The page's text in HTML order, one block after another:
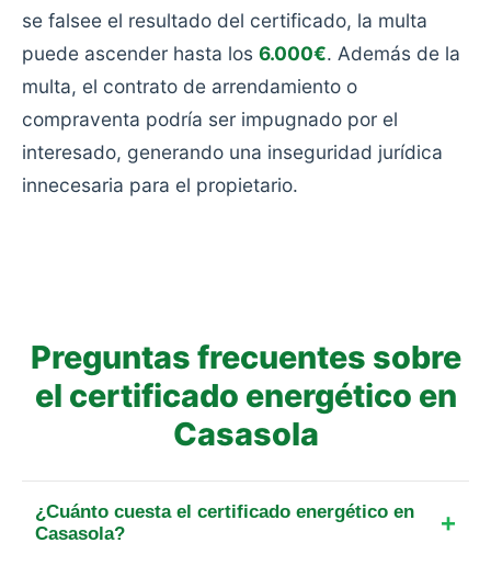
se falsee el resultado del certificado, la multa
puede ascender hasta los 6.000€. Además de la
multa, el contrato de arrendamiento o
compraventa podría ser impugnado por el
interesado, generando una inseguridad jurídica
innecesaria para el propietario.
Preguntas frecuentes sobre
el certificado energético en
Casasola
¿Cuánto cuesta el certificado energético en
Casasola?